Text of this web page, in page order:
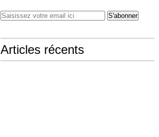
Articles récents